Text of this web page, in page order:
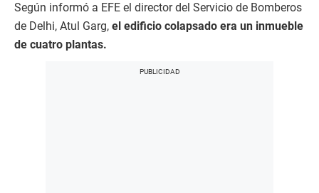
Según informó a EFE el director del Servicio de Bomberos
de Delhi, Atul Garg, el edificio colapsado era un inmueble
de cuatro plantas.